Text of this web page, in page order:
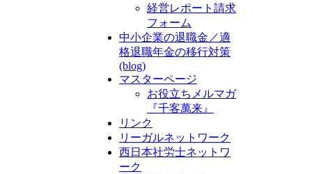
経営レポート請求
フォーム
中小企業の退職金／適
格退職年金の移行対策
(blog)
マスターページ
お役立ちメルマガ
『千客萬来』
リンク
リーガルネットワーク
西日本社労士ネットワ
ーク